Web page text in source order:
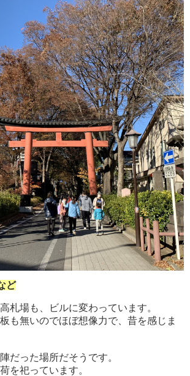
ど
札場も、ビルに変わっています。
も無いのでほぼ想像力で、昔を感じま
だった場所だそうです。
を祀っています。